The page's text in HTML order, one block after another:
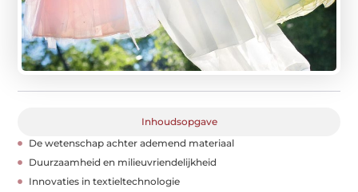
Inhoudsopgave
De wetenschap achter ademend materiaal
Duurzaamheid en milieuvriendelijkheid
Innovaties in textieltechnologie